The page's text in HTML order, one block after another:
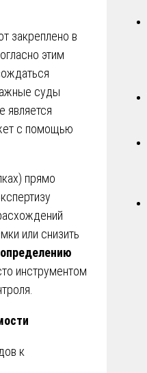
закреплено в
этим
суды
является
с помощью
прямо
или снизить
инструментом
к